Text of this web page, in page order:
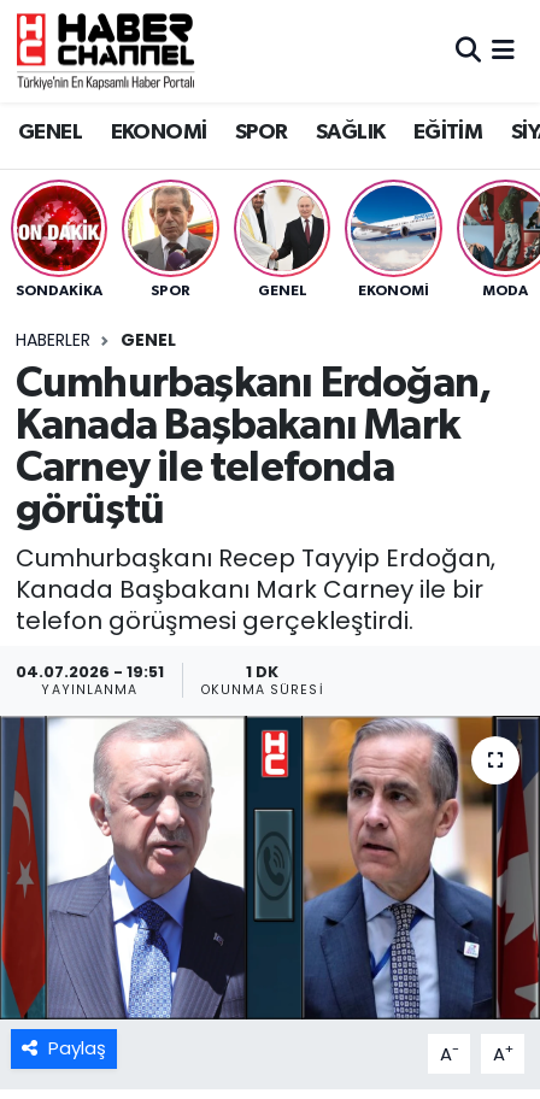
GENEL EKONOMİ SPOR SAĞLIK EĞİTİM
SONDAKIKA SPOR GENEL EKONOMİ MODA
HABERLER GENEL
Cumhurbaşkanı Erdoğan,
Kanada Başbakanı Mark
Carney ile telefonda
görüştü
Cumhurbaşkanı Recep Tayyip Erdoğan,
Kanada Başbakanı Mark Carney ile bir
telefon görüşmesi gerçekleştirdi.
04.07.2026 - 19:51
YAYINLANMA
1 DK
OKUNMA SÜRESI
Paylaş A- A+
GENEL
SPOR
SAĞLIK
EĞİTİM
SİYASET
MAGAZİN
Nöbetçi Eczaneler
Trafik Durumu
Süper Lig Puan Durumu ve Fikstür
Tüm Manşetler
Son Dakika Haberleri
Haber Arşivi